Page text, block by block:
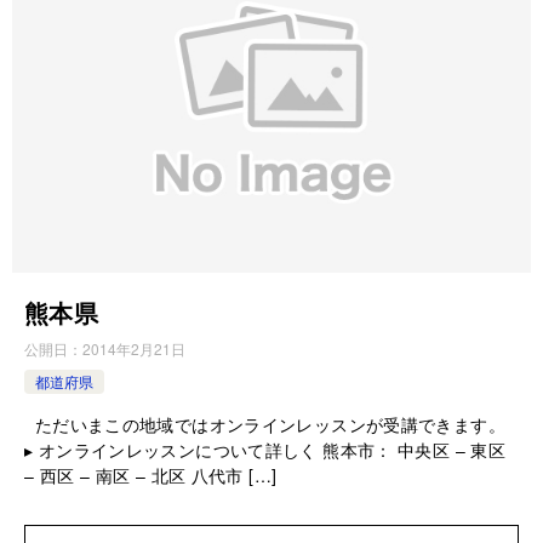
熊本県
公開日： 2014年2月21日
都道府県
ただいまこの地域ではオンラインレッスンが受講できます。
▸ オンラインレッスンについて詳しく 熊本市： 中央区 – 東区
– 西区 – 南区 – 北区 八代市 […]